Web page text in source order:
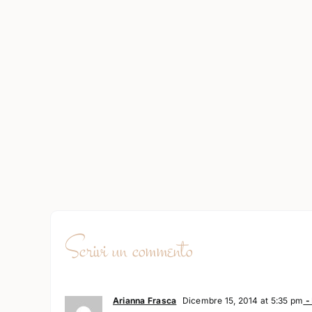
Scrivi un commento
Arianna Frasca Dicembre 15, 2014 at 5:35 pm -